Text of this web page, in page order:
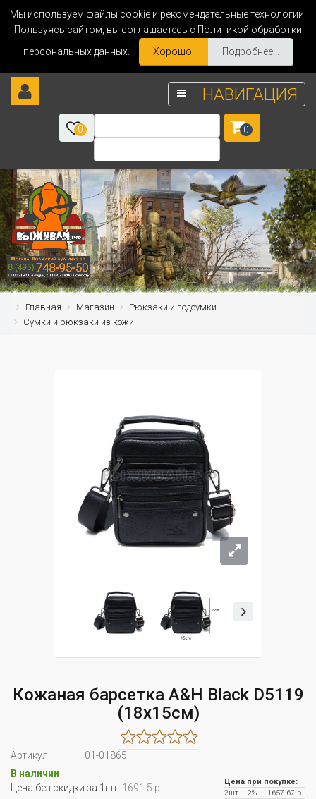
Мы используем файлы cookie и рекомендательные технологии.
Пользуясь сайтом, вы соглашаетесь с Политикой обработки
персональных данных.
Хорошо! Подробнее...
НАВИГАЦИЯ
0 0
Главная Магазин
Рюкзаки и подсумки
Сумки и рюкзаки из кожи
Кожаная барсетка A&H Black D5119
(18x15см)
Артикул:
01-01865
В наличии
Цена без скидки за 1шт: 1691.5 р.
Цена при покупке:
2шт
-2%
1657.67 р